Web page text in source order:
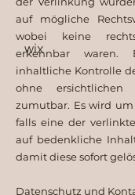
auf mögliche
wobei keine
erkennbar waren.
inhaltliche Kontrolle
ohne
zumutbar. Es wird
falls eine der
auf bedenkliche
damit diese sofort
Datenschutz und
wix